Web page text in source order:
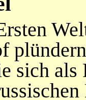
sich als